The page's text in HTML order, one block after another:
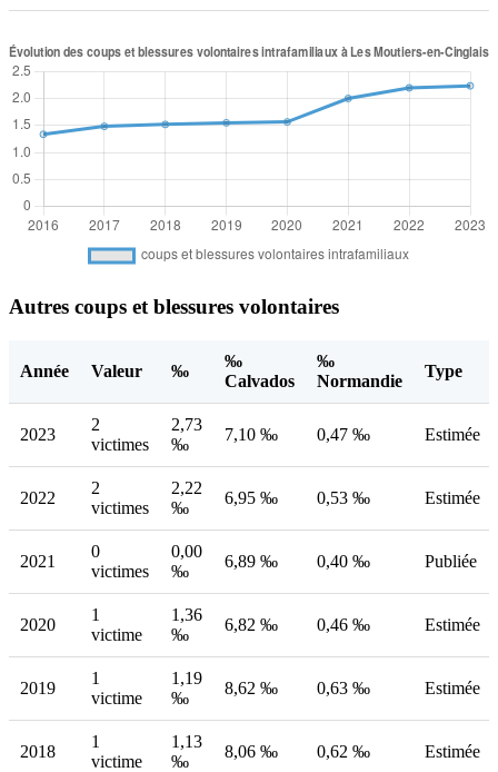
Autres coups et blessures volontaires
Année Valeur ‰
‰
Calvados
‰
Normandie
Type
2023
2
victimes
2,73
‰
7,10 ‰ 0,47 ‰ Estimée
2022
2
victimes
2,22
‰
6,95 ‰ 0,53 ‰ Estimée
2021
0
victimes
0,00
‰
6,89 ‰ 0,40 ‰ Publiée
2020
1
victime
1,36
‰
6,82 ‰ 0,46 ‰ Estimée
2019
1
victime
1,19
‰
8,62 ‰ 0,63 ‰ Estimée
2018
1
victime
1,13
‰
8,06 ‰ 0,62 ‰ Estimée